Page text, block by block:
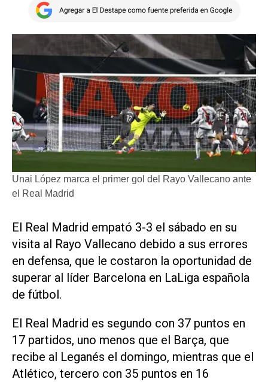
Unai López marca el primer gol del Rayo Vallecano ante
el Real Madrid
El Real Madrid empató 3-3 el sábado en su
visita al Rayo Vallecano debido a sus errores
en defensa, que le costaron la oportunidad de
superar al líder Barcelona en LaLiga española
de fútbol.
El Real Madrid es segundo con 37 puntos en
17 partidos, uno menos que el Barça, que
recibe al Leganés el domingo, mientras que el
Atlético, tercero con 35 puntos en 16